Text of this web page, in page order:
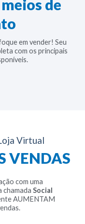
de
em vender! Seu
com os principais
Virtual
VENDAS
com uma
chamada Social
AUMENTAM